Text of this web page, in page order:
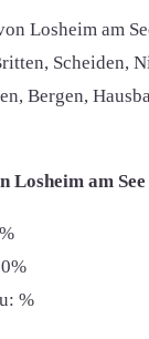
Losheim am
Scheiden,
Bergen,
Losheim am See
%